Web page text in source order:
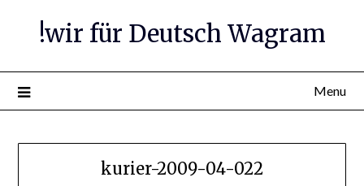
!wir für Deutsch Wagram
Menu
kurier-2009-04-022